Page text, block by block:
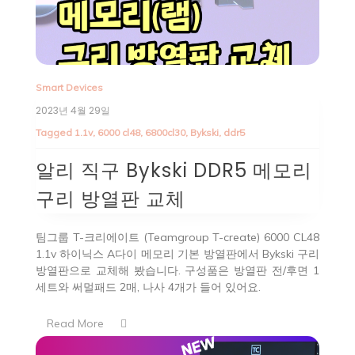
Smart Devices
2023년 4월 29일
Tagged 1.1v, 6000 cl48, 6800cl30, Bykski, ddr5
알리 직구 Bykski DDR5 메모리
구리 방열판 교체
팀그룹 T-크리에이트 (Teamgroup T-create) 6000 CL48
1.1v 하이닉스 A다이 메모리 기본 방열판에서 Bykski 구리
방열판으로 교체해 봤습니다. 구성품은 방열판 전/후면 1
세트와 써멀패드 2매, 나사 4개가 들어 있어요.
Read More